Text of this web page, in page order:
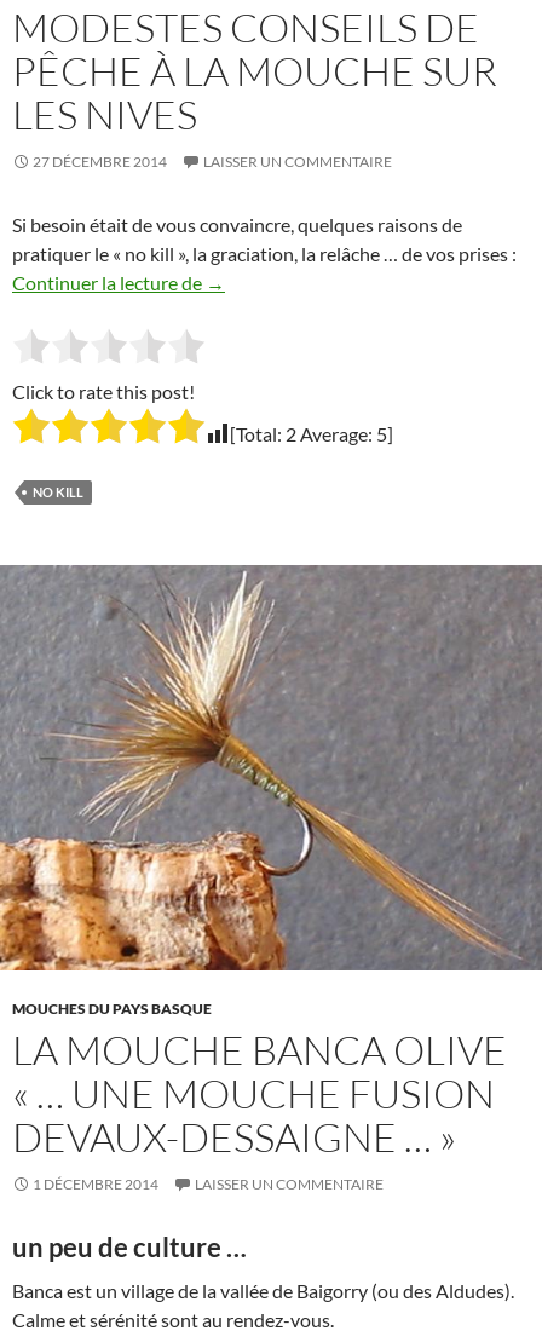
MODESTES CONSEILS DE
PÊCHE À LA MOUCHE SUR
LES NIVES
27 DÉCEMBRE 2014 LAISSER UN COMMENTAIRE
Si besoin était de vous convaincre, quelques raisons de
pratiquer le « no kill », la graciation, la relâche … de vos prises :
Continuer la lecture de
Modestes conseils de pêche à la
→
Click to rate this post!
[Total: 2 Average: 5]
NO KILL
MOUCHES DU PAYS BASQUE
LA MOUCHE BANCA OLIVE
« … UNE MOUCHE FUSION
DEVAUX-DESSAIGNE … »
1 DÉCEMBRE 2014 LAISSER UN COMMENTAIRE
un peu de culture …
Banca est un village de la vallée de Baigorry (ou des Aldudes).
Calme et sérénité sont au rendez-vous.